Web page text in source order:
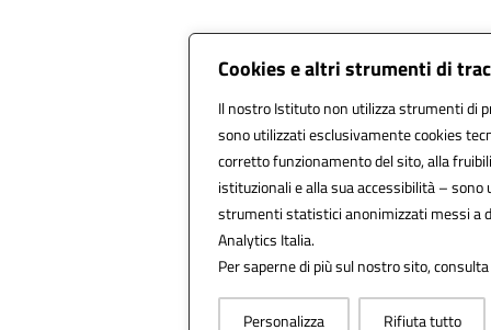
Cookies e altri strumenti di
Il nostro Istituto non utilizza strumenti di
sono utilizzati esclusivamente cookies
corretto funzionamento del sito, alla
istituzionali e alla sua accessibilità – sono
strumenti statistici anonimizzati messi a
Analytics Italia.
Per saperne di più sul nostro sito,
Personalizza Rifiuta tutto